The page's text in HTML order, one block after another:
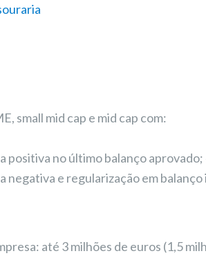
small mid cap e mid cap com:
positiva no último balanço aprovado;
negativa e regularização em
até 3 milhões de euros (1,5